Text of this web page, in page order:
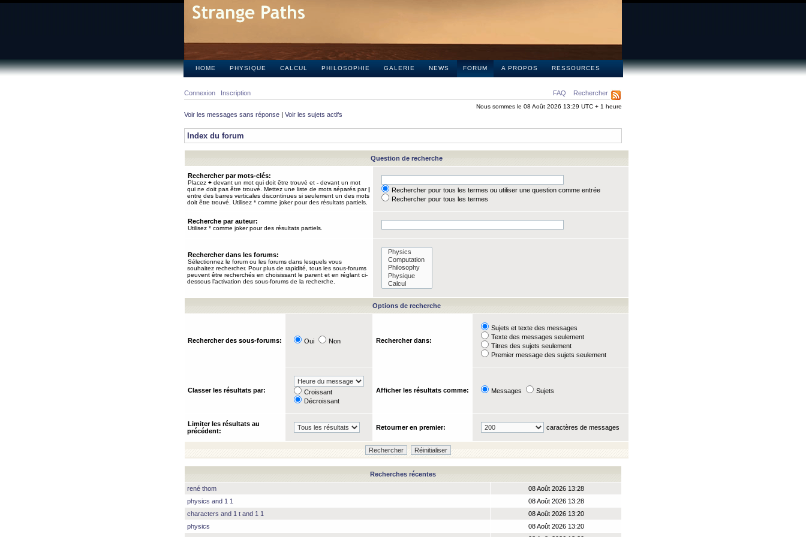
HOME PHYSIQUE CALCUL PHILOSOPHIE GALERIE NEWS FORUM A PROPOS RESSOURCES
FAQ Rechercher
Connexion Inscription
Nous sommes le 08 Août 2026 13:29 UTC + 1 heure
Voir les messages sans réponse | Voir les sujets actifs
Index du forum
Question de recherche
Rechercher par mots-clés:
Placez + devant un mot qui doit être trouvé et - devant un mot
qui ne doit pas être trouvé. Mettez une liste de mots séparés par|
entre des barres verticales discontinues si seulement un des mots
doit être trouvé. Utilisez * comme joker pour des résultats partiels.
Rechercher pour tous les termes ou utiliser une question comme entrée
Rechercher pour tous les termes
Recherche par auteur:
Utilisez * comme joker pour des résultats partiels.
Rechercher dans les forums:
Sélectionnez le forum ou les forums dans lesquels vous
souhaitez rechercher. Pour plus de rapidité, tous les sous-forums
peuvent être recherchés en choisissant le parent et en réglant ci-
dessous l’activation des sous-forums de la recherche.
Options de recherche
Rechercher des sous-forums: Oui Non Rechercher dans:
Sujets et texte des messages
Texte des messages seulement
Titres des sujets seulement
Premier message des sujets seulement
Classer les résultats par:
Croissant
Décroissant
Afficher les résultats comme: Messages Sujets
Limiter les résultats au
précédent:
Retourner en premier: caractères de messages
Recherches récentes
rené thom
08 Août 2026 13:28
physics and 1 1
08 Août 2026 13:28
characters and 1 t and 1 1
08 Août 2026 13:20
physics
08 Août 2026 13:20